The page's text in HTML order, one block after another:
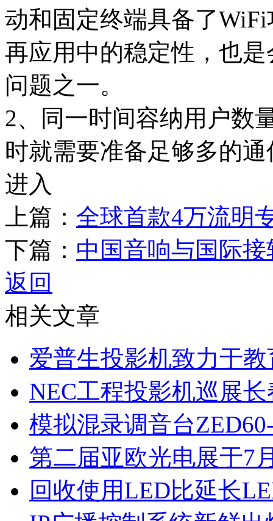
动和固定终端具备了
再应用中的稳定性，也
问题之一。
2、同一时间容纳用户数
时就需要准备足够多的
进入
上篇： 全球首款4万流明
下篇： 中国音响与国际接
返回
相关文章
爱普生投影机致力于
NEC工程投影机巡展
模拟混录调音台
第二届亚欧光电展于7
回收使用LED比延长